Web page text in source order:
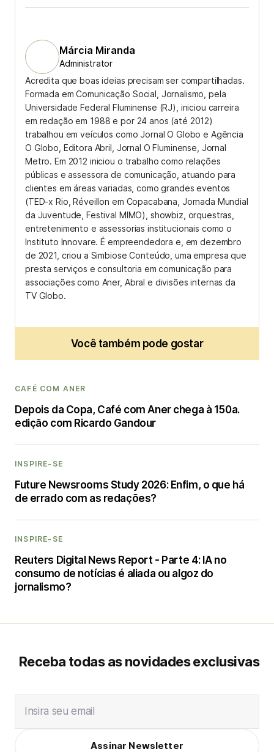
Márcia Miranda
Administrator
Acredita que boas ideias precisam ser compartilhadas.
Formada em Comunicação Social, Jornalismo, pela
Universidade Federal Fluminense (RJ), iniciou carreira
em redação em 1988 e por 24 anos (até 2012)
trabalhou em veículos como Jornal O Globo e Agência
O Globo, Editora Abril, Jornal O Fluminense, Jornal
Metro. Em 2012 iniciou o trabalho como relações
públicas e assessora de comunicação, atuando para
clientes em áreas variadas, como grandes eventos
(TED-x Rio, Réveillon em Copacabana, Jornada Mundial
da Juventude, Festival MIMO), showbiz, orquestras,
entretenimento e assessorias institucionais como o
Instituto Innovare. É empreendedora e, em dezembro
de 2021, criou a Simbiose Conteúdo, uma empresa que
presta serviços e consultoria em comunicação para
associações como Aner, Abral e divisões internas da
TV Globo.
Você também pode gostar
CAFÉ COM ANER
Depois da Copa, Café com Aner chega à 150a.
edição com Ricardo Gandour
INSPIRE-SE
Future Newsrooms Study 2026: Enfim, o que há
de errado com as redações?
INSPIRE-SE
Reuters Digital News Report - Parte 4: IA no
consumo de notícias é aliada ou algoz do
jornalismo?
Receba todas as novidades exclusivas
Insira seu email
Assinar Newsletter